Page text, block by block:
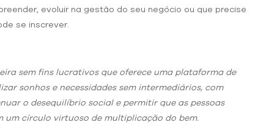
evoluir na gestão do seu negócio ou que precise
se inscrever.
sem fins lucrativos que oferece uma plataforma de
sonhos e necessidades sem intermediários, com
o desequilíbrio social e permitir que as pessoas
um círculo virtuoso de multiplicação do bem.